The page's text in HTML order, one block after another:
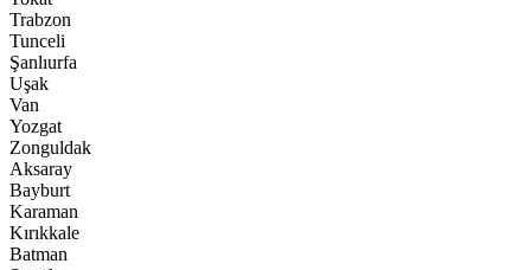
Trabzon
Tunceli
Şanlıurfa
Uşak
Van
Yozgat
Zonguldak
Aksaray
Bayburt
Karaman
Kırıkkale
Batman